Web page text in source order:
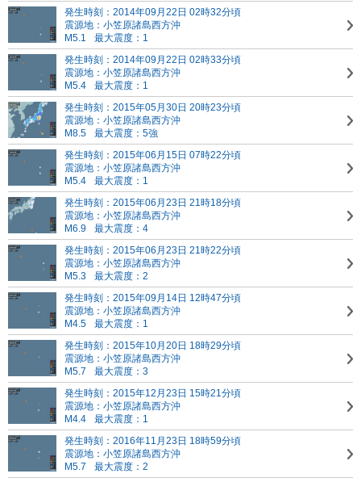
発生時刻：2014年09月22日 02時32分頃
震源地：小笠原諸島西方沖
M5.1
最大震度：1
発生時刻：2014年09月22日 02時33分頃
震源地：小笠原諸島西方沖
M5.4
最大震度：1
発生時刻：2015年05月30日 20時23分頃
震源地：小笠原諸島西方沖
M8.5
最大震度：5強
発生時刻：2015年06月15日 07時22分頃
震源地：小笠原諸島西方沖
M5.4
最大震度：1
発生時刻：2015年06月23日 21時18分頃
震源地：小笠原諸島西方沖
M6.9
最大震度：4
発生時刻：2015年06月23日 21時22分頃
震源地：小笠原諸島西方沖
M5.3
最大震度：2
発生時刻：2015年09月14日 12時47分頃
震源地：小笠原諸島西方沖
M4.5
最大震度：1
発生時刻：2015年10月20日 18時29分頃
震源地：小笠原諸島西方沖
M5.7
最大震度：3
発生時刻：2015年12月23日 15時21分頃
震源地：小笠原諸島西方沖
M4.4
最大震度：1
発生時刻：2016年11月23日 18時59分頃
震源地：小笠原諸島西方沖
M5.7
最大震度：2